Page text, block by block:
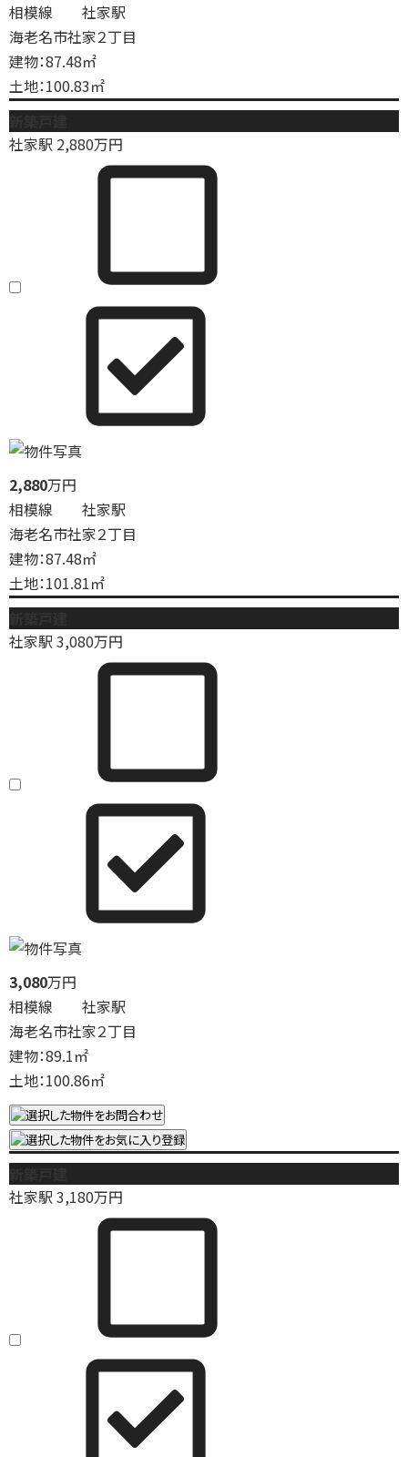
相模線 社家駅
海老名市社家２丁目
建物：87.48㎡
土地：100.83㎡
社家駅 2,880万円
2,880万円
相模線 社家駅
海老名市社家２丁目
建物：87.48㎡
土地：101.81㎡
社家駅3,080万円
3,080万円
相模線 社家駅
海老名市社家２丁目
建物：89.1㎡
土地：100.86㎡
社家駅3,180万円